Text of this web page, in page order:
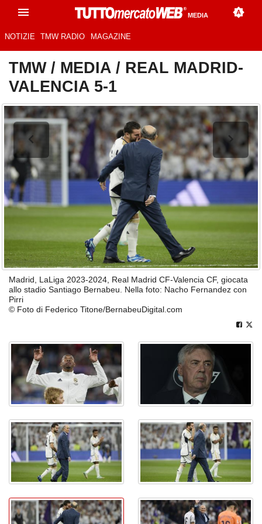
MEDIA
NOTIZIE TMW RADIO MAGAZINE
TMW/ MEDIA / REAL MADRID-
VALENCIA 5-1
Madrid, LaLiga 2023-2024, Real Madrid CF-Valencia CF, giocata
allo stadio Santiago Bernabeu. Nella foto: Nacho Fernandez con
Pirri
© Foto di Federico Titone/BernabeuDigital.com